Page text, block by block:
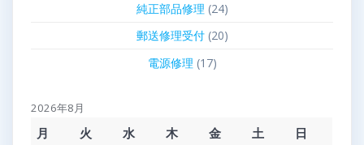
純正部品修理 (24)
郵送修理受付(20)
電源修理 (17)
2026年8月
月 火 水 木 金 土
日